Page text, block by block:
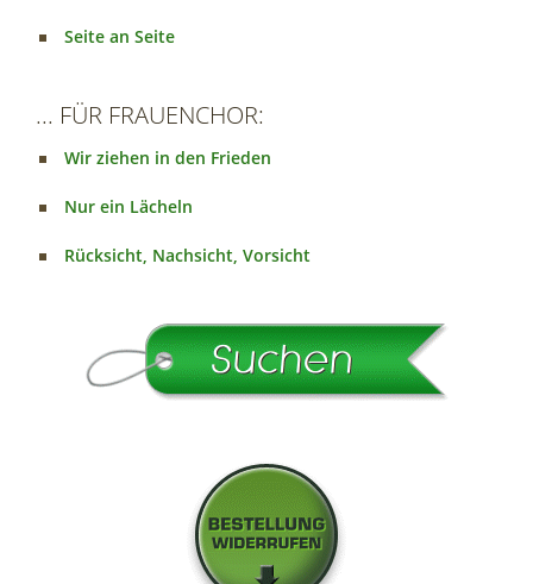
Seite an Seite
... FÜR FRAUENCHOR:
Wir ziehen in den Frieden
Nur ein Lächeln
Rücksicht, Nachsicht, Vorsicht